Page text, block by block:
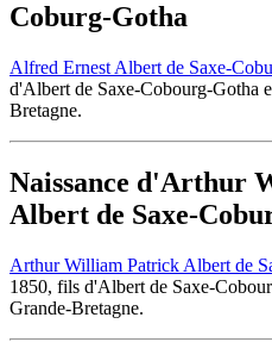
Coburg-Gotha
Alfred Ernest Albert de Saxe-
d'Albert de Saxe-Cobourg-Gotha
Bretagne.
Naissance d'Arthur
Albert de Saxe-
Arthur William Patrick Albert de
1850, fils d'Albert de Saxe-
Grande-Bretagne.